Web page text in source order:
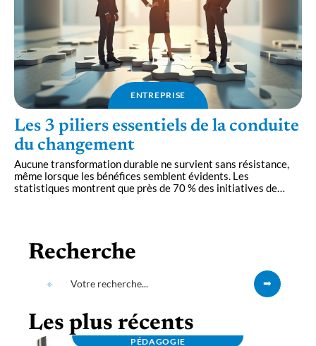
ENTREPRISE
Les 3 piliers essentiels de la conduite
du changement
Aucune transformation durable ne survient sans résistance,
même lorsque les bénéfices semblent évidents. Les
statistiques montrent que près de 70 % des initiatives de
Recherche
Les plus récents
PÉDAGOGIE